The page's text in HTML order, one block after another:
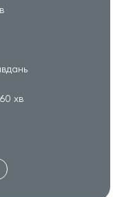
хв